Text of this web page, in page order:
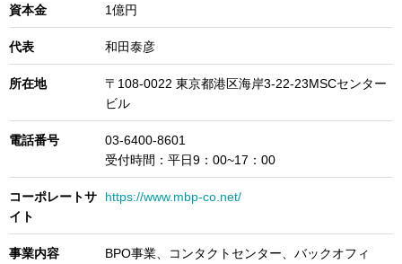
資本金 1億円
代表 和田泰彦
所在地
〒108-0022 東京都港区海岸3-22-23MSCセンター
ビル
電話番号
03-6400-8601
受付時間：平日9：00~17：00
コーポレートサ
イト
https://www.mbp-co.net/
事業内容
BPO事業、コンタクトセンター、バックオフィ